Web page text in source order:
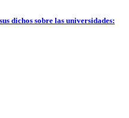
dichos sobre las universidades: